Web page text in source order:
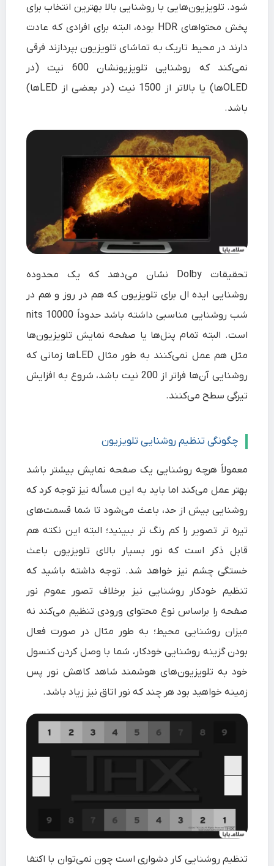
شود. تلویزیون‌هایی با روشنایی بالا بهترین انتخاب برای
پخش محتواهای HDR بوده، البته برای افرادی که عادت
دارند در محیط تاریک به تماشای تلویزیون بپردازند فرقی
نمی‌کند که روشنایی تلویزیونشان 600 نیت (در
OLEDها) یا بالاتر از 1500 نیت (در بعضی از LEDها)
باشد.
تحقیقات Dolby نشان می‌دهد که یک محدوده
روشنایی ایده ال برای تلویزیون که هم در روز و هم در
شب روشنایی مناسبی داشته باشد حدوداً 10000 nits
است. البته تمام پنل‌ها یا صفحه نمایش تلویزیون‌ها
مثل هم عمل نمی‌کنند به طور مثال LEDها زمانی که
روشنایی آن‌ها فراتر از 200 نیت باشد، شروع به افزایش
تیرگی سطح می‌کنند.
چگونگی تنظیم روشنایی تلویزیون
معمولاً هرچه روشنایی یک صفحه نمایش بیشتر باشد
بهتر عمل می‌کند اما باید به این مسأله نیز توجه کرد که
روشنایی بیش از حد، باعث می‌شود تا شما قسمت‌های
تیره تر تصویر را کم رنگ تر ببینید؛ البته این نکته هم
قابل ذکر است که نور بسیار بالای تلویزیون باعث
خستگی چشم نیز خواهد شد. توجه داشته باشید که
تنظیم خودکار روشنایی نیز برخلاف تصور عموم نور
صفحه را براساس نوع محتوای ورودی تنظیم می‌کند نه
میزان روشنایی محیط؛ به طور مثال در صورت فعال
بودن گزینه روشنایی خودکار، شما با وصل کردن کنسول
خود به تلویزیون‌های هوشمند شاهد کاهش نور پس
زمینه خواهید بود هر چند که نور اتاق نیز زیاد باشد.
تنظیم روشنایی کار دشواری است چون نمی‌توان با اکتفا